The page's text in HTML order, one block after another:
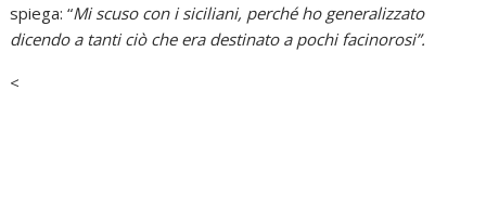
spiega: “Mi scuso con i siciliani, perché ho generalizzato
dicendo a tanti ciò che era destinato a pochi facinorosi”.
<